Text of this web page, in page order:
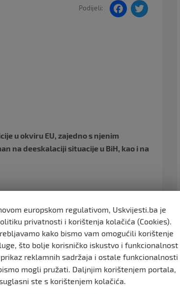
Podijeli:
F
u okviru EU, zajedno s njenim
na deeskalaciji situacije u BiH, kao i na
i Hercegovine (PSBiH) Denis Zvizdić i
Bundestaga za zapadni Balkan
političkoj, ekonomskoj i društvenoj
puna izazova, ali su se na kraju
europskom regulativom, Uskvijesti.ba je
privatnosti i korištenja kolačića (Cookies).
kako bismo vam omogućili korištenje
što bolje korisničko iskustvo i funkcionalnost
reklamnih sadržaja i ostale funkcionalnosti
mogli pružati. Daljnjim korištenjem portala,
ste s korištenjem kolačića.